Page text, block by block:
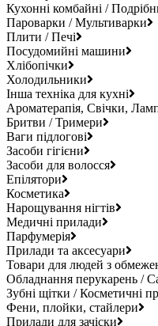
Кухонні комбайні /
Пароварки / Мультиварки
Плити / Печі
Посудомийні машини
Хлібопічки
Холодильники
Інша техніка для кухні
Ароматерапія, Свічки,
Бритви / Тримери
Ваги підлогові
Засоби гігієни
Засоби для волосся
Епілятори
Косметика
Нарощування нігтів
Медичні прилади
Парфумерія
Прилади та аксесуари
Товари для людей з
Обладнання перукарень /
Зубні щітки / Косметичні
Фени, плойки, стайлери
Прилади для зачіски